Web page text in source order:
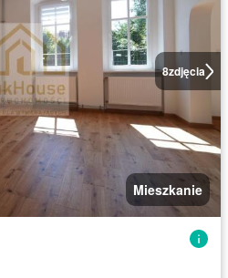
8zdjęcia
Mieszkanie